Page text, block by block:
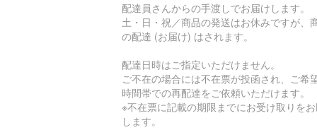
配達員さんからの手渡しでお届けします。
土・日・祝／商品の発送はお休みですが、
の配達 (お届け) はされます。
配達日時はご指定いただけません。
ご不在の場合には不在票が投函され、ご希
時間帯での再配達をご依頼いただけます。
※不在票に記載の期限までにお受け取りを
します。